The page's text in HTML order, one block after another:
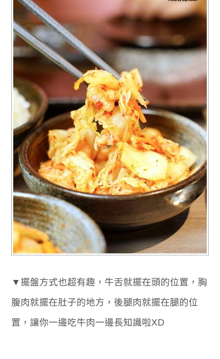
▼擺盤方式也超有趣，牛舌就擺在頭的位置，胸
腹肉就擺在肚子的地方，後腿肉就擺在腿的位
置，讓你一邊吃牛肉一邊長知識啦XD